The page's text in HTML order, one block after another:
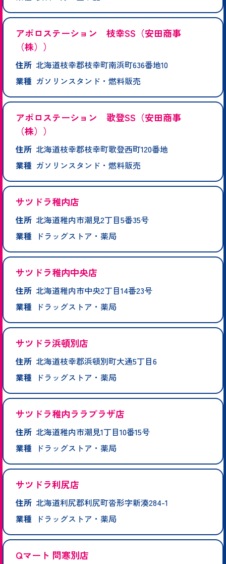
アポロステーション 枝幸SS（安田商事
（株））
住所 北海道枝幸郡枝幸町南浜町636番地10
業種 ガソリンスタンド・燃料販売
アポロステーション 歌登SS（安田商事
（株））
住所 北海道枝幸郡枝幸町歌登西町120番地
業種 ガソリンスタンド・燃料販売
サツドラ稚内店
住所 北海道稚内市潮見2丁目5番35号
業種
ドラッグストア・薬局
サツドラ稚内中央店
住所 北海道稚内市中央2丁目14番23号
業種
ドラッグストア・薬局
サツドラ浜頓別店
住所 北海道枝幸郡浜頓別町大通5丁目6
業種
ドラッグストア・薬局
サツドラ稚内ララプラザ店
住所 北海道稚内市潮見1丁目10番15号
業種
ドラッグストア・薬局
サツドラ利尻店
住所 北海道利尻郡利尻町沓形字新湊284-1
業種
ドラッグストア・薬局
Qマート 問寒別店